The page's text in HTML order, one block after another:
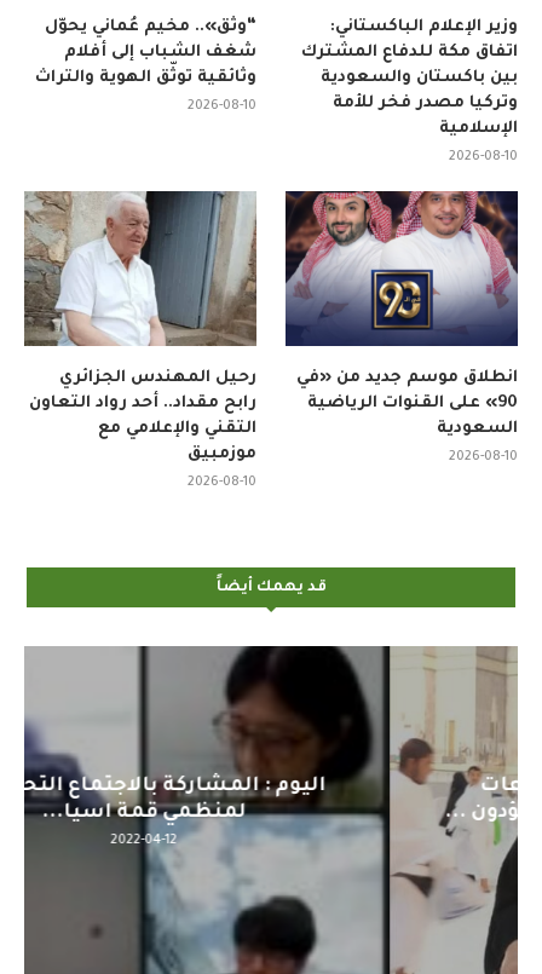
“وثّق».. مخيم عُماني يحوّل
شغف الشباب إلى أفلام
وثائقية توثّق الهوية والتراث
2026-08-10
وزير الإعلام الباكستاني:
اتفاق مكة للدفاع المشترك
بين باكستان والسعودية
وتركيا مصدر فخر للأمة
الإسلامية
2026-08-10
رحيل المهندس الجزائري
رابح مقداد.. أحد رواد التعاون
التقني والإعلامي مع
موزمبيق
2026-08-10
انطلاق موسم جديد من «في
90» على القنوات الرياضية
السعودية
2026-08-10
قد يهمك أيضاً
اليوم : المشاركة بالاجتماع التحضيري
لمنظمي قمة اسيا...
2022-04-12